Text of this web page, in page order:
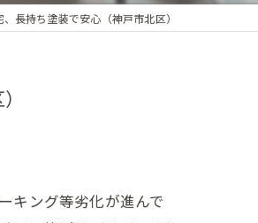
長持ち塗装で安心（神戸市北区）
キング等劣化が進んで